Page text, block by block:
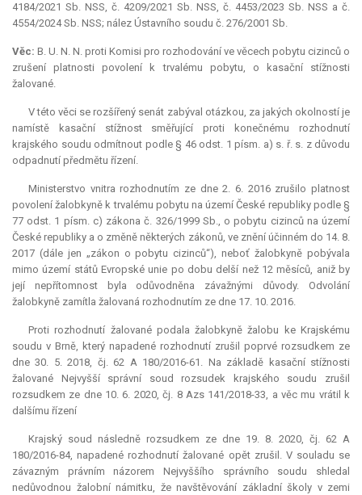
4184/2021 Sb. NSS, č. 4209/2021 Sb. NSS, č. 4453/2023 Sb. NSS a č.
4554/2024 Sb. NSS; nález Ústavního soudu č. 276/2001 Sb.
Věc: B. U. N. N. proti Komisi pro rozhodování ve věcech pobytu cizinců o
zrušení platnosti povolení k trvalému pobytu, o kasační stížnosti
žalované.
V této věci se rozšířený senát zabýval otázkou, za jakých okolností je
namístě kasační stížnost směřující proti konečnému rozhodnutí
krajského soudu odmítnout podle § 46 odst. 1 písm. a) s. ř. s. z důvodu
odpadnutí předmětu řízení.
Ministerstvo vnitra rozhodnutím ze dne 2. 6. 2016 zrušilo platnost
povolení žalobkyně k trvalému pobytu na území České republiky podle §
77 odst. 1 písm. c) zákona č. 326/1999 Sb., o pobytu cizinců na území
České republiky a o změně některých zákonů, ve znění účinném do 14. 8.
2017 (dále jen „zákon o pobytu cizinců“), neboť žalobkyně pobývala
mimo území států Evropské unie po dobu delší než 12 měsíců, aniž by
její nepřítomnost byla odůvodněna závažnými důvody. Odvolání
žalobkyně zamítla žalovaná rozhodnutím ze dne 17. 10. 2016.
Proti rozhodnutí žalované podala žalobkyně žalobu ke Krajskému
soudu v Brně, který napadené rozhodnutí zrušil poprvé rozsudkem ze
dne 30. 5. 2018, čj. 62 A 180/2016-61. Na základě kasační stížnosti
žalované Nejvyšší správní soud rozsudek krajského soudu zrušil
rozsudkem ze dne 10. 6. 2020, čj. 8 Azs 141/2018-33, a věc mu vrátil k
dalšímu řízení
Krajský soud následně rozsudkem ze dne 19. 8. 2020, čj. 62 A
180/2016-84, napadené rozhodnutí žalované opět zrušil. V souladu se
závazným právním názorem Nejvyššího správního soudu shledal
nedůvodnou žalobní námitku, že navštěvování základní školy v zemi